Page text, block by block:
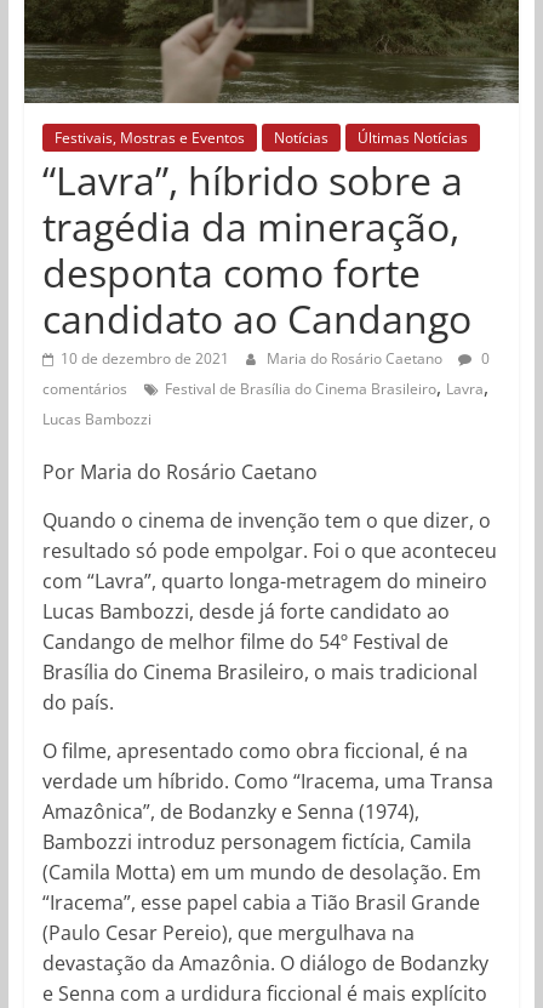
Festivais, Mostras e Eventos Notícias Últimas Notícias
“Lavra”, híbrido sobre a
tragédia da mineração,
desponta como forte
candidato ao Candango
10 de dezembro de 2021 Maria do Rosário Caetano
0
comentários
Festival de Brasília do Cinema Brasileiro, Lavra,
Lucas Bambozzi
Por Maria do Rosário Caetano
Quando o cinema de invenção tem o que dizer, o
resultado só pode empolgar. Foi o que aconteceu
com “Lavra”, quarto longa-metragem do mineiro
Lucas Bambozzi, desde já forte candidato ao
Candango de melhor filme do 54º Festival de
Brasília do Cinema Brasileiro, o mais tradicional
do país.
O filme, apresentado como obra ficcional, é na
verdade um híbrido. Como “Iracema, uma Transa
Amazônica”, de Bodanzky e Senna (1974),
Bambozzi introduz personagem fictícia, Camila
(Camila Motta) em um mundo de desolação. Em
“Iracema”, esse papel cabia a Tião Brasil Grande
(Paulo Cesar Pereio), que mergulhava na
devastação da Amazônia. O diálogo de Bodanzky
e Senna com a urdidura ficcional é mais explícito